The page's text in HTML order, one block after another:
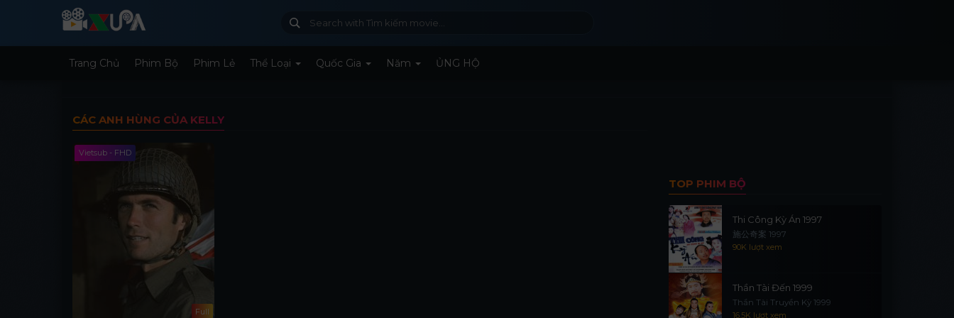
Trang Chủ Phim Bộ Phim Lẻ Thể Loại Quốc Gia Năm ỦNG HỘ
CÁC ANH HÙNG CỦA KELLY
Vietsub - FHD
Full
TOP PHIM BỘ
Thi Công Kỳ Án 1997
施公奇案 1997
90K lượt xem
Thần Tài Đến 1999
Thần Tài Truyền Kỳ 1999
16.5K lượt xem